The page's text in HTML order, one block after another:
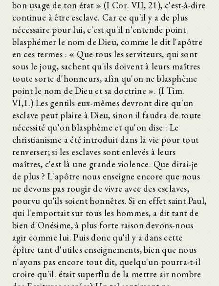
bon usage de ton état » (I Cor. VII, 21), c'est-à-dire
continue à être esclave. Car ce qu'il y a de plus
nécessaire pour lui, c'est qu'il n'entende point
blasphémer le nom de Dieu, comme le dit l'apôtre
en ces termes : « Que tous les serviteurs, qui sont
sous le joug, sachent qu'ils doivent à leurs maîtres
toute sorte d'honneurs, afin qu'on ne blasphème
point le nom de Dieu et sa doctrine ». (I Tim.
VI,1.) Les gentils eux-mêmes devront dire qu'un
esclave peut plaire à Dieu, sinon il faudra de toute
nécessité qu'on blasphème et qu'on dise : Le
christianisme a été introduit dans la vie pour tout
renverser; si les esclaves sont enlevés à leurs
maîtres, c'est là une grande violence. Que dirai-je
de plus ? L'apôtre nous enseigne encore que nous
ne devons pas rougir de vivre avec des esclaves,
pourvu qu'ils soient honnêtes. Si en effet saint Paul,
qui l'emportait sur tous les hommes, a dit tant de
bien d'Onésime, à plus forte raison devons-nous
agir comme lui. Puis donc qu'il y a dans cette
épître tant d'utiles enseignements, bien que nous
n'ayons pas encore tout dit, quelqu'un pourra-t-il
croire qu'il. était superflu de la mettre air nombre